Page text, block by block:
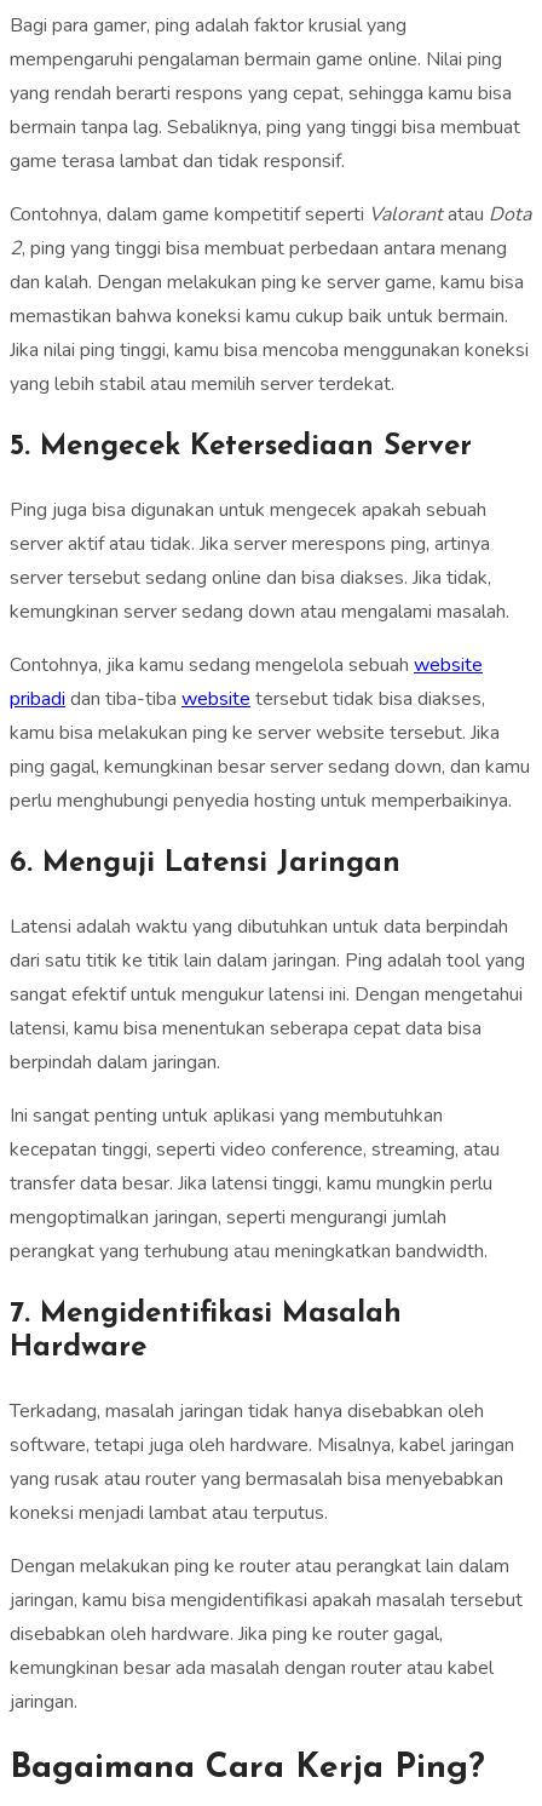
Bagi para gamer, ping adalah faktor krusial yang
mempengaruhi pengalaman bermain game online. Nilai ping
yang rendah berarti respons yang cepat, sehingga kamu bisa
bermain tanpa lag. Sebaliknya, ping yang tinggi bisa membuat
game terasa lambat dan tidak responsif.
Contohnya, dalam game kompetitif seperti Valorantatau Dota
2, ping yang tinggi bisa membuat perbedaan antara menang
dan kalah. Dengan melakukan ping ke server game, kamu bisa
memastikan bahwa koneksi kamu cukup baik untuk bermain.
Jika nilai ping tinggi, kamu bisa mencoba menggunakan koneksi
yang lebih stabil atau memilih server terdekat.
5. Mengecek Ketersediaan Server
Ping juga bisa digunakan untuk mengecek apakah sebuah
server aktif atau tidak. Jika server merespons ping, artinya
server tersebut sedang online dan bisa diakses. Jika tidak,
kemungkinan server sedang down atau mengalami masalah.
Contohnya, jika kamu sedang mengelola sebuah website
pribadi dan tiba-tiba website tersebut tidak bisa diakses,
kamu bisa melakukan ping ke server website tersebut. Jika
ping gagal, kemungkinan besar server sedang down, dan kamu
perlu menghubungi penyedia hosting untuk memperbaikinya.
6. Menguji Latensi Jaringan
Latensi adalah waktu yang dibutuhkan untuk data berpindah
dari satu titik ke titik lain dalam jaringan. Ping adalah tool yang
sangat efektif untuk mengukur latensi ini. Dengan mengetahui
latensi, kamu bisa menentukan seberapa cepat data bisa
berpindah dalam jaringan.
Ini sangat penting untuk aplikasi yang membutuhkan
kecepatan tinggi, seperti video conference, streaming, atau
transfer data besar. Jika latensi tinggi, kamu mungkin perlu
mengoptimalkan jaringan, seperti mengurangi jumlah
perangkat yang terhubung atau meningkatkan bandwidth.
7. Mengidentifikasi Masalah
Hardware
Terkadang, masalah jaringan tidak hanya disebabkan oleh
software, tetapi juga oleh hardware. Misalnya, kabel jaringan
yang rusak atau router yang bermasalah bisa menyebabkan
koneksi menjadi lambat atau terputus.
Dengan melakukan ping ke router atau perangkat lain dalam
jaringan, kamu bisa mengidentifikasi apakah masalah tersebut
disebabkan oleh hardware. Jika ping ke router gagal,
kemungkinan besar ada masalah dengan router atau kabel
jaringan.
Bagaimana Cara Kerja Ping?